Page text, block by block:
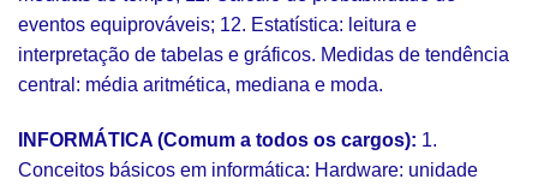
eventos equiprováveis; 12. Estatística: leitura e
interpretação de tabelas e gráficos. Medidas de tendência
central: média aritmética, mediana e moda.
INFORMÁTICA (Comum a todos os cargos): 1.
Conceitos básicos em informática: Hardware: unidade